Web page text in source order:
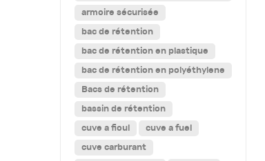
armoire sécurisée
bac de rétention
bac de rétention en plastique
bac de rétention en polyéthylene
Bacs de rétention
bassin de rétention
cuve a fioul cuve a fuel
cuve carburant